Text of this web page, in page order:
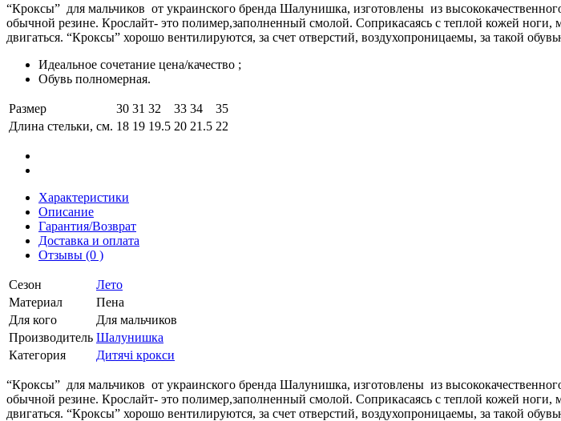
“Кроксы” для мальчиков от украинского бренда Шалунишка, изготовлены из
обычной резине. Крослайт- это полимер,заполненный смолой. Соприкасаясь с теплой кожей
двигаться. “Кроксы” хорошо вентилируются, за счет отверстий, воздухопроницаемы, за такой
Идеальное сочетание цена/качество ;
Обувь полномерная.
Размер 30 31 32 33 34
35
Длина стельки, см. 18 19 19.5 20 21.5 22
Характеристики
Описание
Гарантия/Возврат
Доставка и оплата
Отзывы (0 )
Сезон
Лето
Материал
Пена
Для кого
Для мальчиков
Производитель Шалунишка
Категория
Дитячі крокси
“Кроксы” для мальчиков от украинского бренда Шалунишка, изготовлены из
обычной резине. Крослайт- это полимер,заполненный смолой. Соприкасаясь с теплой кожей
двигаться. “Кроксы” хорошо вентилируются, за счет отверстий, воздухопроницаемы, за такой